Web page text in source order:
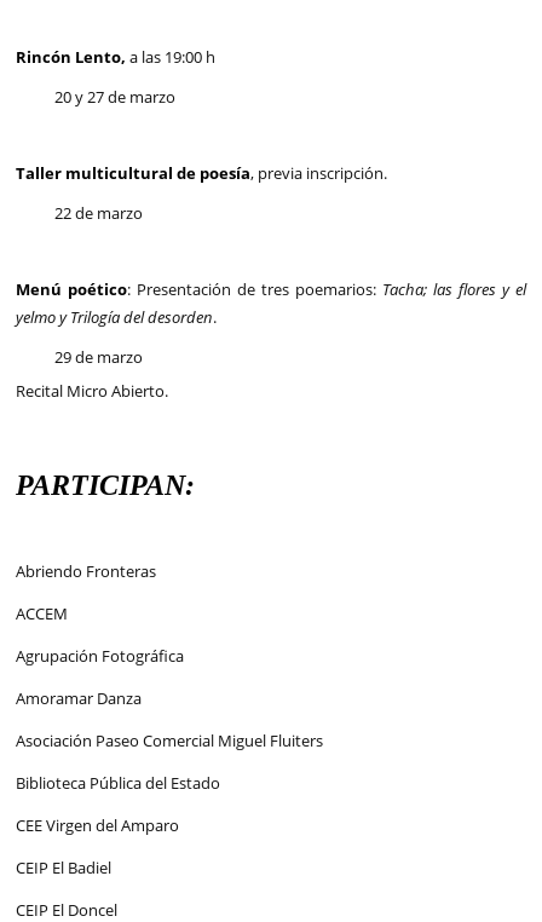
Rincón Lento,a las 19:00 h
20 y 27 de marzo
Taller multicultural de poesía, previa inscripción.
22 de marzo
Menú poético: Presentación de tres poemarios: Tacha; las flores y el
yelmo y Trilogía del desorden.
29 de marzo
Recital Micro Abierto.
PARTICIPAN:
Abriendo Fronteras
ACCEM
Agrupación Fotográfica
Amoramar Danza
Asociación Paseo Comercial Miguel Fluiters
Biblioteca Pública del Estado
CEE Virgen del Amparo
CEIP El Badiel
CEIP El Doncel